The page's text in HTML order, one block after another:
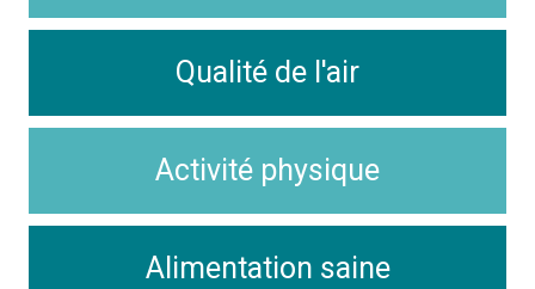
Qualité de l'air
Activité physique
Alimentation saine